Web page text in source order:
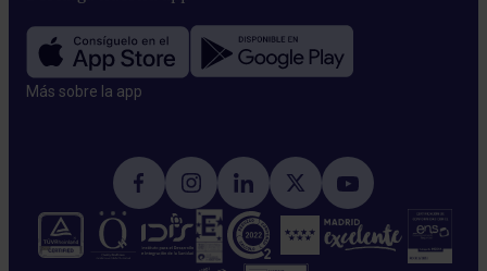
Más sobre la app​